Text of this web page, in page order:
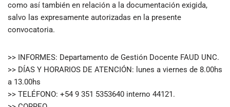
como así también en relación a la documentación exigida,
salvo las expresamente autorizadas en la presente
convocatoria.
>> INFORMES: Departamento de Gestión Docente FAUD UNC.
>> DÍAS Y HORARIOS DE ATENCIÓN: lunes a viernes de 8.00hs
a 13.00hs
>> TELÉFONO: +54 9 351 5353640 interno 44121.